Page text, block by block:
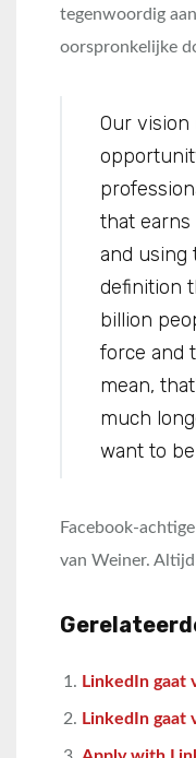
tegenwoordig
oorspronkelijke
Our
that earns
and using
definition
billion
force and
mean,
much
want to
Facebook-
van Weiner.
LinkedIn gaat
LinkedIn gaat